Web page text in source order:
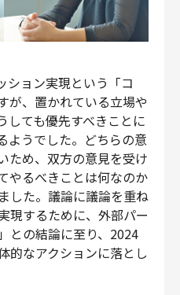
ション実現という「コ
が、置かれている立場や
しても優先すべきことに
ようでした。どちらの意
ため、双方の意見を受け
やるべきことは何なのか
した。議論に議論を重ね
現するために、外部パー
との結論に至り、2024
的なアクションに落とし